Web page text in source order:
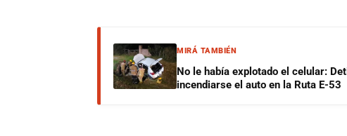
MIRÁ TAMBIÉN
No le había explotado el celular:
incendiarse el auto en la Ruta E-53